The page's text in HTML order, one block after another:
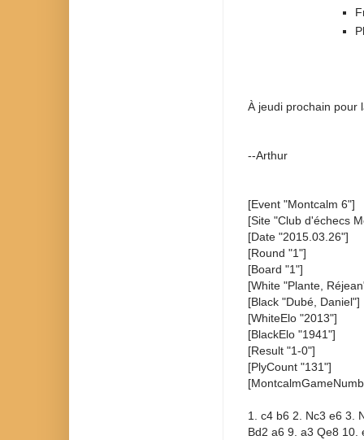
À jeudi prochain pour
--Arthur
[Event "Montcalm 6"]
[Site "Club d'échecs
[Date "2015.03.26"]
[Round "1"]
[Board "1"]
[White "Plante,
[Black "Dubé, Daniel"]
[WhiteElo "2013"]
[BlackElo "1941"]
[Result "1-0"]
[PlyCount "131"]
1. c4 b6 2. Nc3 e6 3.
Bd2 a6 9. a3 Qe8 10.